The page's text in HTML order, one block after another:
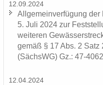
12.09.2024
All­ge­mein­ver­fü­gung
5. Juli 2024 zur
wei­te­ren
gemäß § 17 Abs. 2 Satz
(SächsWG) Gz.: 47-
12.04.2024